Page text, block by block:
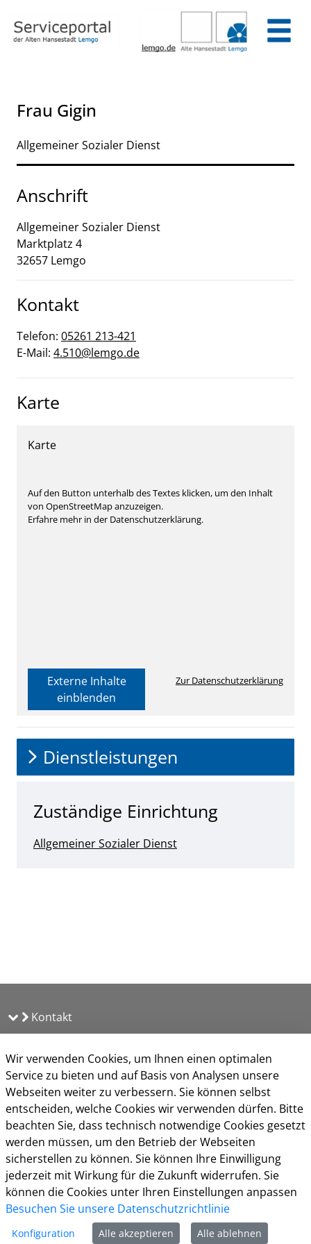
Frau Gigin
Allgemeiner Sozialer Dienst
Anschrift
Allgemeiner Sozialer Dienst
Marktplatz 4
32657 Lemgo
Kontakt
Telefon: 05261 213-421
E-Mail: 4.510@lemgo.de
Karte
Karte
Auf den Button unterhalb des Textes klicken, um den Inhalt
von OpenStreetMap anzuzeigen.
Erfahre mehr in der Datenschutzerklärung.
Externe Inhalte
einblenden
Zur Datenschutzerklärung
Dienstleistungen
Zuständige Einrichtung
Allgemeiner Sozialer Dienst
Kontakt
Öffnungszeiten
Häuftig gestellte Fragen (FAQ)
Impressum
Datenschutz
Kontakt
Nutzungsbedingungen
Barrierefreiheit
Cookie-Richtlinie
Wir verwenden Cookies, um Ihnen einen optimalen
Service zu bieten und auf Basis von Analysen unsere
Webseiten weiter zu verbessern. Sie können selbst
entscheiden, welche Cookies wir verwenden dürfen. Bitte
beachten Sie, dass technisch notwendige Cookies gesetzt
werden müssen, um den Betrieb der Webseiten
sicherstellen zu können. Sie können Ihre Einwilligung
jederzeit mit Wirkung für die Zukunft widerrufen. Sie
können die Cookies unter Ihren Einstellungen anpassen
Besuchen Sie unsere Datenschutzrichtlinie
Konfiguration Alle akzeptieren Alle ablehnen